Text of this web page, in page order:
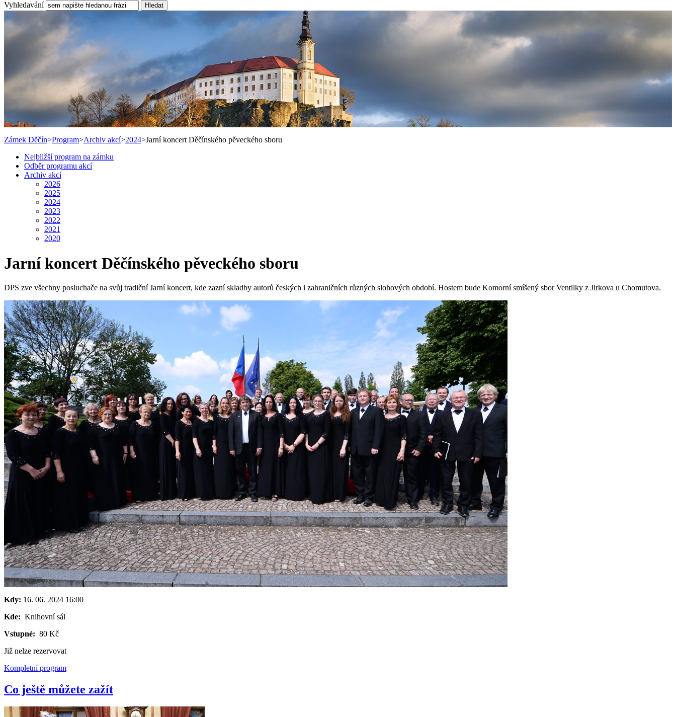
Vyhledavání
Hledat
Zámek Děčín>Program>Archiv akcí>2024>Jarní koncert Děčínského pěveckého sboru
Nejbližší program na zámku
Odběr programu akcí
Archiv akcí
2026
2025
2024
2023
2022
2021
2020
Jarní koncert Děčínského pěveckého sboru
DPS zve všechny posluchače na svůj tradiční Jarní koncert, kde zazní skladby autorů českých i zahraničních různých slohových období. Hostem bude Komorní smíšený sbor Ventilky z Jirkova u Chomutova.
Kdy: 16. 06. 2024 16:00
Kde: Knihovní sál
Vstupné: 80 Kč
Již nelze rezervovat
Kompletní program
Co ještě můžete zažít